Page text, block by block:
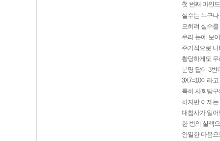
첫 번째 마인
실수는 누구
오히려 실수
우리 눈에 보
주기적으로
황당하게도
분명 답이 3번
3X7=10이라
특히 사회탐
하지만 이제
대참사가 일
한 번의 실책
안일한 마음